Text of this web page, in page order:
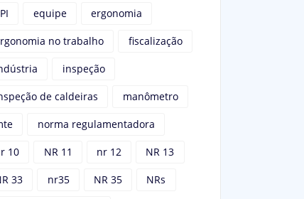
equipe ergonomia
no trabalho fiscalização
inspeção
de caldeiras manômetro
norma regulamentadora
10 NR 11 nr 12 NR 13
33 nr35 NR 35 NRs